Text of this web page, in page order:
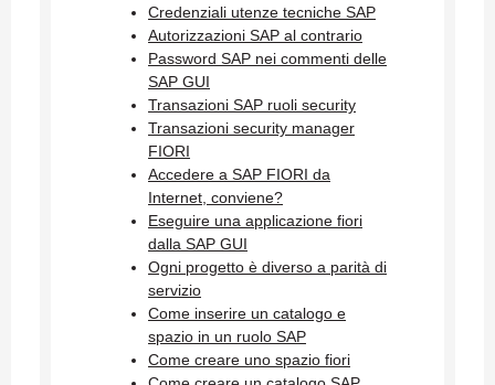
Credenziali utenze tecniche SAP
Autorizzazioni SAP al contrario
Password SAP nei commenti delle
SAP GUI
Transazioni SAP ruoli security
Transazioni security manager
FIORI
Accedere a SAP FIORI da
Internet, conviene?
Eseguire una applicazione fiori
dalla SAP GUI
Ogni progetto è diverso a parità di
servizio
Come inserire un catalogo e
spazio in un ruolo SAP
Come creare uno spazio fiori